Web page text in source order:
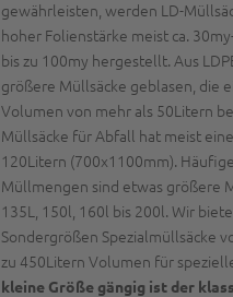
gewährleisten, werden LD-
hoher Folienstärke meist ca.
bis zu 100my hergestellt. Aus
größere Müllsäcke geblasen, die
Volumen von mehr als 50Litern
Müllsäcke für Abfall hat meist
120Litern (700x1100mm).
Müllmengen sind etwas größere
135L, 150l, 160l bis 200l. Wir
Sondergrößen Spezialmüllsäcke
zu 450Litern Volumen für
kleine Größe gängig ist der